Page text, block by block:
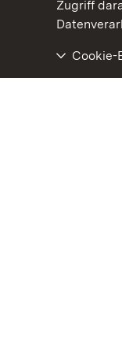
Zugriff
Cookie-